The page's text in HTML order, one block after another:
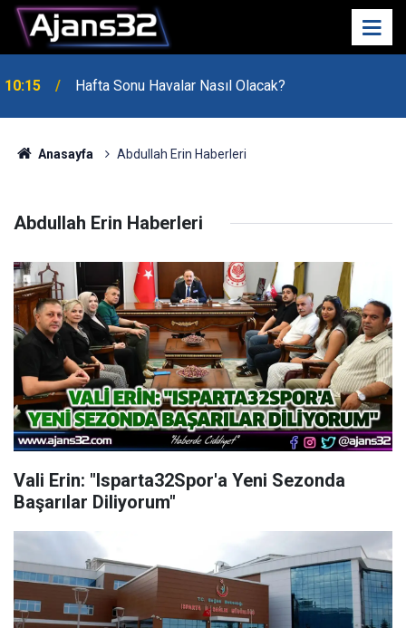
10:15 Hafta Sonu Havalar Nasıl Olacak?
Anasayfa Abdullah Erin Haberleri
Abdullah Erin Haberleri
Vali Erin: "Isparta32Spor'a Yeni Sezonda
Başarılar Diliyorum"